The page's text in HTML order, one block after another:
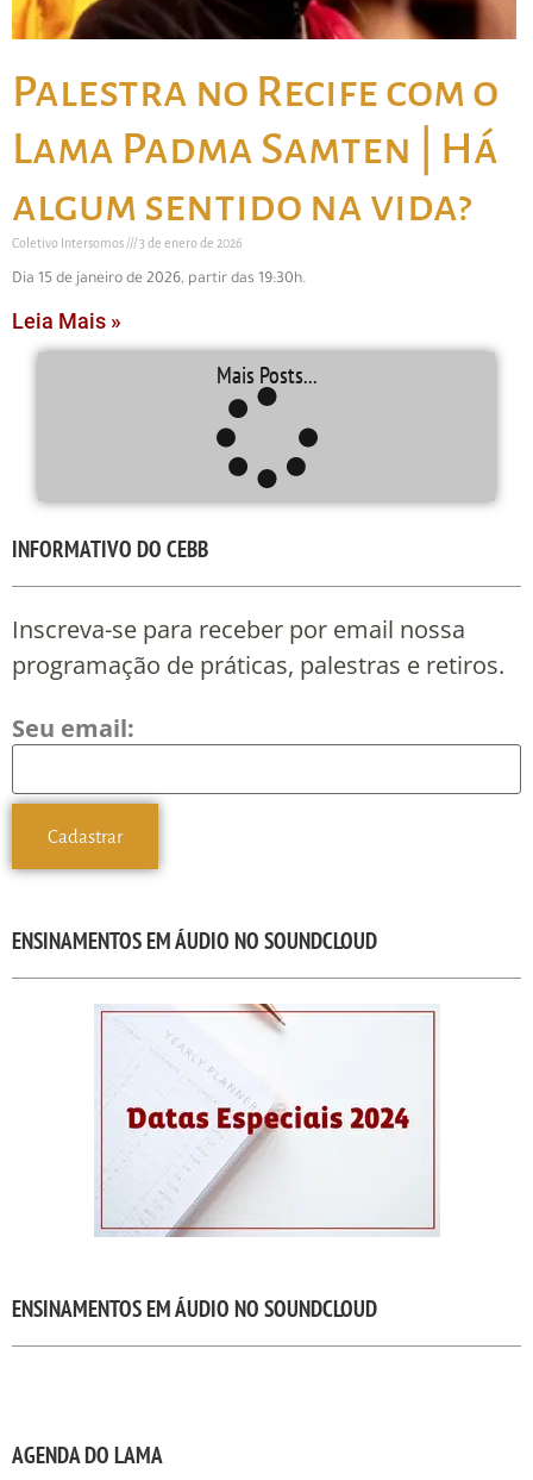
Palestra no Recife com o
Lama Padma Samten | Há
algum sentido na vida?
Coletivo Intersomos 3 de enero de 2026
Dia 15 de janeiro de 2026, partir das 19:30h.
Leia Mais »
Mais Posts...
INFORMATIVO DO CEBB
Inscreva-se para receber por email nossa
programação de práticas, palestras e retiros.
Seu email:
ENSINAMENTOS EM ÁUDIO NO SOUNDCLOUD
ENSINAMENTOS EM ÁUDIO NO SOUNDCLOUD
AGENDA DO LAMA